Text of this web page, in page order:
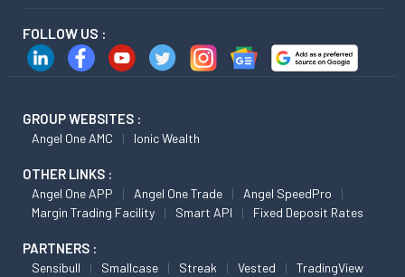
FOLLOW US :
GROUP WEBSITES :
Angel One AMC Ionic Wealth
OTHER LINKS :
Angel One APP Angel One Trade
Angel SpeedPro
Margin Trading Facility
Smart API Fixed Deposit Rates
PARTNERS :
Sensibull Smallcase Streak Vested TradingView